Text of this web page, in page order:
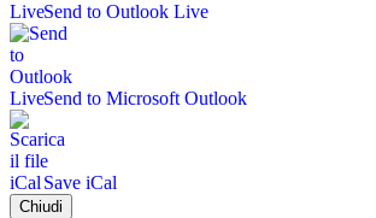
Send to Outlook Live
Send to Microsoft Outlook
Save iCal
Chiudi